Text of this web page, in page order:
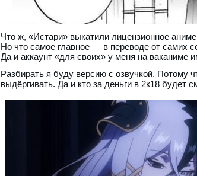
Что ж, «Истари» выкатили лицензионное
Но что самое главное — в переводе от самих
Да и аккаунт «для своих» у меня на ваканиме
Разбирать я буду версию с озвучкой. Потому
выдёргивать. Да и кто за деньги в 2к18 будет